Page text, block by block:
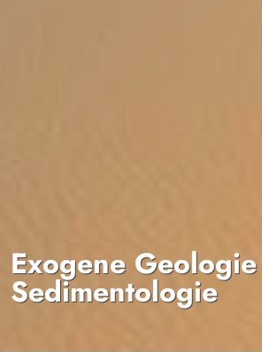
Exogene
Sedimentologie